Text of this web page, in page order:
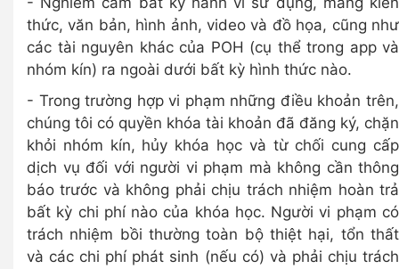
thức, văn bản, hình ảnh, video và đồ họa, cũng như
các tài nguyên khác của POH (cụ thể trong app và
nhóm kín) ra ngoài dưới bất kỳ hình thức nào.
- Trong trường hợp vi phạm những điều khoản trên,
chúng tôi có quyền khóa tài khoản đã đăng ký, chặn
khỏi nhóm kín, hủy khóa học và từ chối cung cấp
dịch vụ đối với người vi phạm mà không cần thông
báo trước và không phải chịu trách nhiệm hoàn trả
bất kỳ chi phí nào của khóa học. Người vi phạm có
trách nhiệm bồi thường toàn bộ thiệt hại, tổn thất
và các chi phí phát sinh (nếu có) và phải chịu trách